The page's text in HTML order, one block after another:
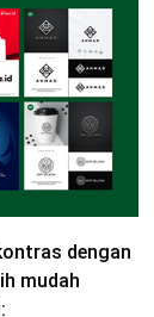
dengan
mudah